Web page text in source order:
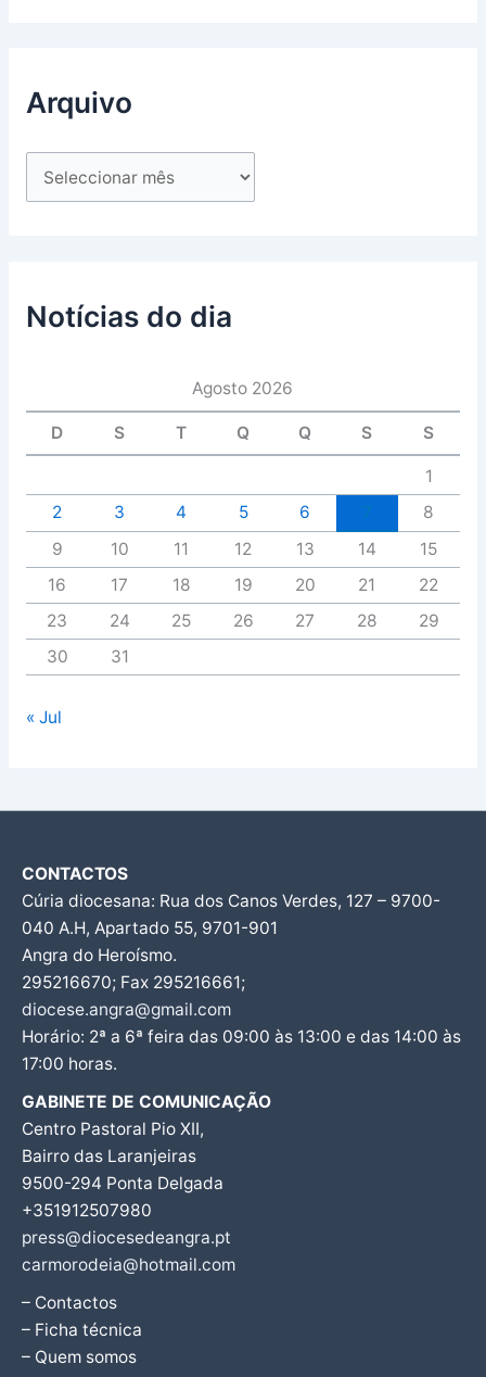
Arquivo
Notícias do dia
Agosto 2026
D S T Q Q S S
1
2
3 4 5 6
8
9
10 11 12 13 14
15
16
17 18 19 20 21
22
23
24 25 26 27 28
29
30
31
« Jul
CONTACTOS
Cúria diocesana: Rua dos Canos Verdes, 127 – 9700-
040 A.H, Apartado 55, 9701-901
Angra do Heroísmo.
295216670; Fax 295216661;
diocese.angra@gmail.com
Horário: 2ª a 6ª feira das 09:00 às 13:00 e das 14:00 às
17:00 horas.
GABINETE DE COMUNICAÇÃO
Centro Pastoral Pio XII,
Bairro das Laranjeiras
9500-294 Ponta Delgada
+351912507980
press@diocesedeangra.pt
carmorodeia@hotmail.com
– Contactos
– Ficha técnica
– Quem somos